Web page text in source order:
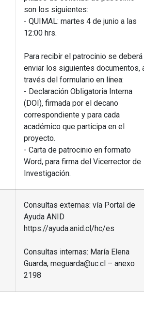
son los siguientes:
- QUIMAL: martes 4 de junio a las
12:00 hrs.
Para recibir el patrocinio se deberá
enviar los siguientes documentos,
través del formulario en línea:
- Declaración Obligatoria Interna
(DOI), firmada por el decano
correspondiente y para cada
académico que participa en el
proyecto.
- Carta de patrocinio en formato
Word, para firma del Vicerrector de
Investigación.
Consultas externas: vía Portal de
Ayuda ANID
https://ayuda.anid.cl/hc/es
Consultas internas: María Elena
Guarda, meguarda@uc.cl – anexo
2198